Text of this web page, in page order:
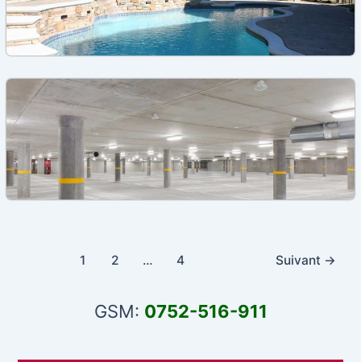
Béton,Dalle béton,Terrasse béton,Terrasses
Dalle béton terrasse: Types de béton, Prix, pose
Béton,Dalle béton
Prix dalle piscine béton au m2 selon les types
Dalle béton
1 2 … 4 Suivant →
GSM: 0752-516-911